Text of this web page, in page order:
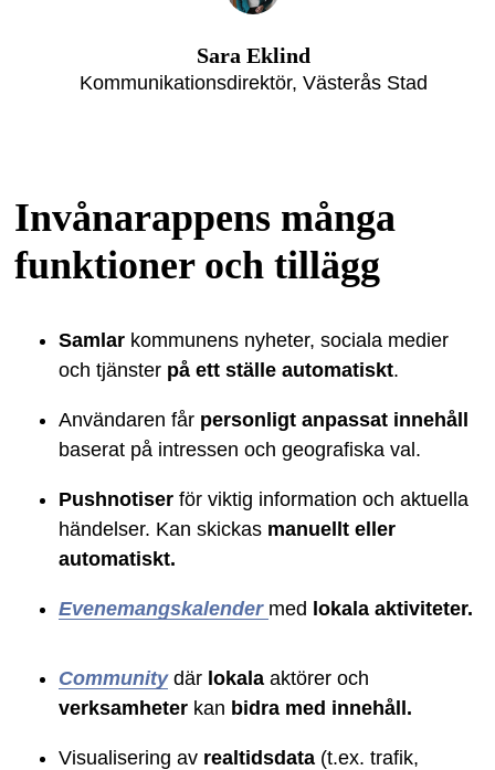
Sara Eklind
Kommunikationsdirektör, Västerås Stad
Invånarappens många
funktioner och tillägg
Samlar kommunens nyheter, sociala medier
och tjänster på ett ställe automatiskt.
Användaren får personligt anpassat innehåll
baserat på intressen och geografiska val.
Pushnotiser för viktig information och aktuella
händelser. Kan skickas manuellt eller
automatiskt.
Evenemangskalender med lokala aktiviteter.
Communitydär lokala aktörer och
verksamheter kan bidra med innehåll.
Visualisering avrealtidsdata (t.ex. trafik,